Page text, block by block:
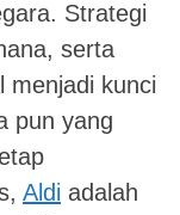
Strategi
serta
menjadi kunci
pun yang
Aldi adalah